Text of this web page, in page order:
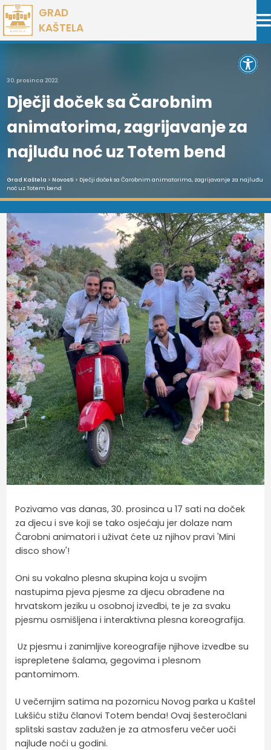
Preskoči
na
sadržaj
GRAD
KAŠTELA
30. prosinca 2022.
Dječji doček sa Čarobnim
animatorima, zagrijavanje za
najluđu noć uz Totem bend
Grad Kaštela > Novosti > Dječji doček sa Čarobnim animatorima, zagrijavanje za najluđu
noć uz Totem bend
Pozivamo vas danas, 30. prosinca u 17 sati na doček
za djecu i sve koji se tako osjećaju jer dolaze nam
Čarobni animatori i uživat ćete uz njihov pravi 'Mini
disco show'!
Oni su vokalno plesna skupina koja u svojim
nastupima pjeva pjesme za djecu obrađene na
hrvatskom jeziku u osobnoj izvedbi, te je za svaku
pjesmu osmišljena i interaktivna plesna koreografija.
Uz pjesmu i zanimljive koreografije njihove izvedbe su
isprepletene šalama, gegovima i plesnom
pantomimom.
U večernjim satima na pozornicu Novog parka u Kaštel
Lukšiću stižu članovi Totem benda! Ovaj šesteročlani
splitski sastav zadužen je za atmosferu večer uoči
najluđe noći u godini.